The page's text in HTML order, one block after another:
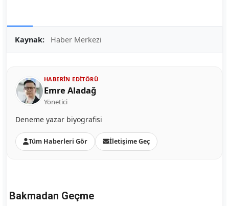
Kaynak: Haber Merkezi
HABERIN EDITÖRÜ
Emre Aladağ
Yönetici
Deneme yazar biyografisi
Tüm Haberleri Gör İletişime Geç
Bakmadan Geçme